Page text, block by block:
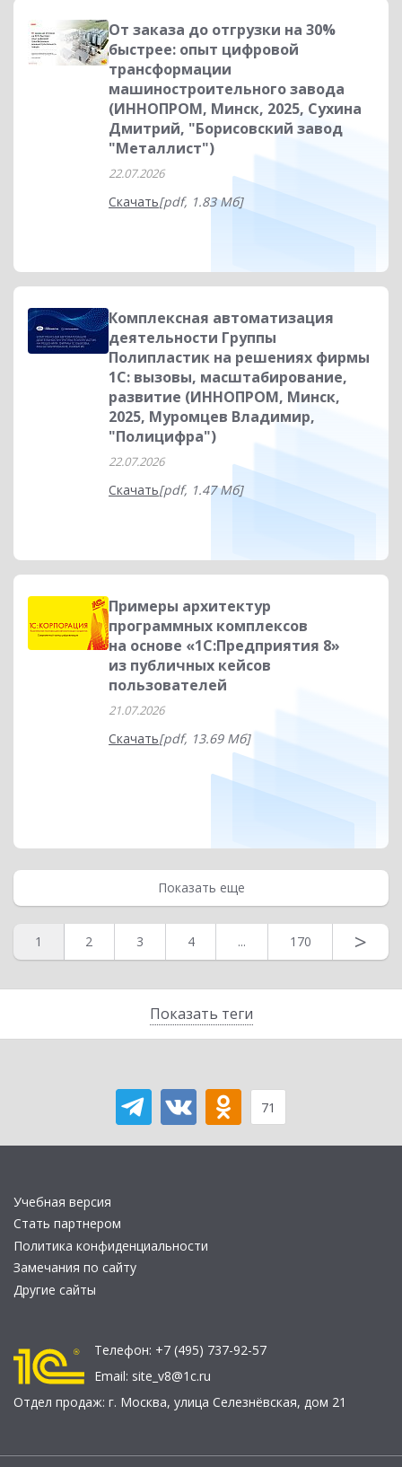
Показать теги
От заказа до отгрузки на 30%
быстрее: опыт цифровой
трансформации
машиностроительного завода
(ИННОПРОМ, Минск, 2025, Сухина
Дмитрий, "Борисовский завод
"Металлист")
22.07.2026
Скачать[pdf, 1.83 Мб]
Комплексная автоматизация
деятельности Группы
Полипластик на решениях фирмы
1С: вызовы, масштабирование,
развитие (ИННОПРОМ, Минск,
2025, Муромцев Владимир,
"Полицифра")
22.07.2026
Скачать[pdf, 1.47 Мб]
Примеры архитектур
программных комплексов
на основе «1С:Предприятия 8»
из публичных кейсов
пользователей
21.07.2026
Скачать[pdf, 13.69 Мб]
Показать еще
1 2 3 4 ... 170 >
71
Учебная версия
Стать партнером
Политика конфиденциальности
Замечания по сайту
Другие сайты
Телефон: +7 (495) 737-92-57
Email: site_v8@1c.ru
Отдел продаж: г. Москва, улица Селезнёвская, дом 21